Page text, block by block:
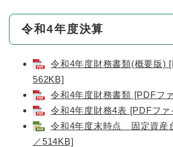
令和4年度決算
令和4年度財務書類(概要版)
562KB]
令和4年度財務書類 [PDFフ
令和4年度財務4表 [PDFファ
令和4年度末時点 固定資産
／514KB]